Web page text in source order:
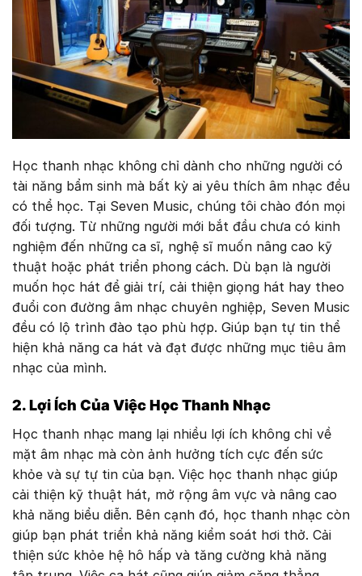
Học thanh nhạc không chỉ dành cho những người có
tài năng bẩm sinh mà bất kỳ ai yêu thích âm nhạc đều
có thể học. Tại Seven Music, chúng tôi chào đón mọi
đối tượng. Từ những người mới bắt đầu chưa có kinh
nghiệm đến những ca sĩ, nghệ sĩ muốn nâng cao kỹ
thuật hoặc phát triển phong cách. Dù bạn là người
muốn học hát để giải trí, cải thiện giọng hát hay theo
đuổi con đường âm nhạc chuyên nghiệp, Seven Music
đều có lộ trình đào tạo phù hợp. Giúp bạn tự tin thể
hiện khả năng ca hát và đạt được những mục tiêu âm
nhạc của mình.
2. Lợi Ích Của Việc Học Thanh Nhạc
Học thanh nhạc mang lại nhiều lợi ích không chỉ về
mặt âm nhạc mà còn ảnh hưởng tích cực đến sức
khỏe và sự tự tin của bạn. Việc học thanh nhạc giúp
cải thiện kỹ thuật hát, mở rộng âm vực và nâng cao
khả năng biểu diễn. Bên cạnh đó, học thanh nhạc còn
giúp bạn phát triển khả năng kiểm soát hơi thở. Cải
thiện sức khỏe hệ hô hấp và tăng cường khả năng